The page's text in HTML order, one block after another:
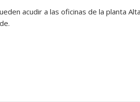
acudir a las oficinas de la planta